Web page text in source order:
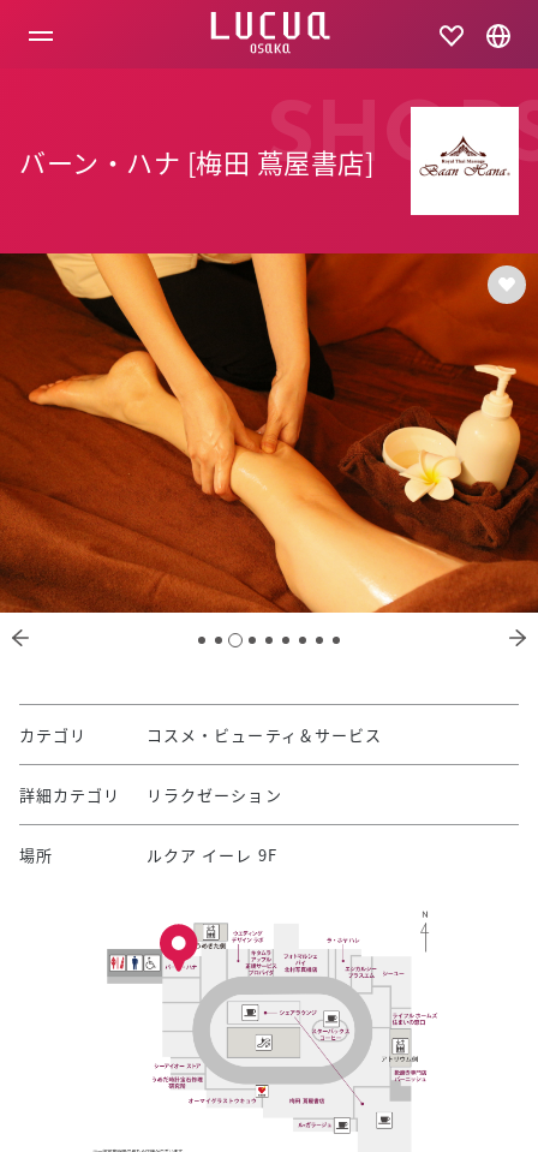
バーン・ハナ [梅田 蔦屋書店]
カテゴリ コスメ・ビューティ＆サービス
詳細カテゴリ リラクゼーション
場所 ルクア イーレ 9F